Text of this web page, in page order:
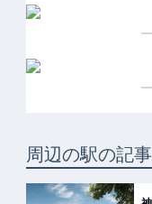
周辺の駅の記事